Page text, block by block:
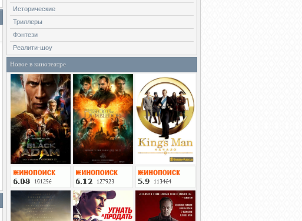
Исторические
Триллеры
Фэнтези
Реалити-шоу
Новое в кинотеатре